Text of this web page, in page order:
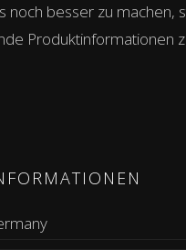
noch besser zu machen,
Produktinformationen